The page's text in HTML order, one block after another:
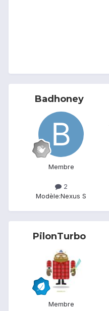
Badhoney
Membre
2
Modèle:Nexus S
PilonTurbo
Membre